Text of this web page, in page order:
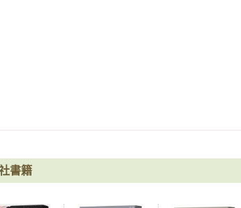
沒在關心他的表演，不給他任何評語或指導，特別
書籍